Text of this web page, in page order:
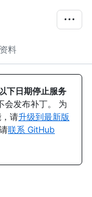
料
下日期停止服务
会发布补丁。 为
请升级到最新版
联系 GitHub